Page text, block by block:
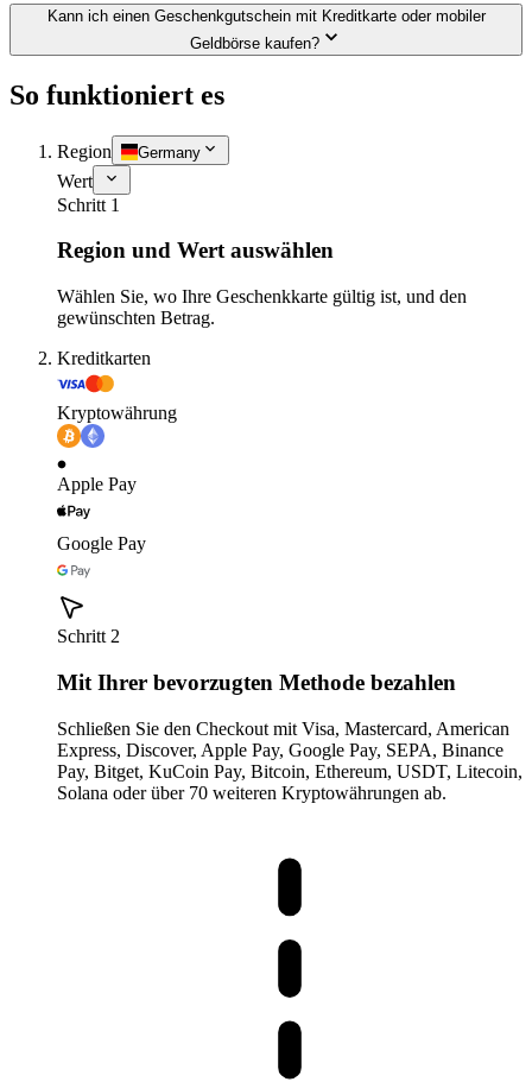
Kann ich einen Geschenkgutschein mit Kreditkarte oder mobiler
Geldbörse kaufen?
So funktioniert es
Region Germany
Wert
Schritt 1
Region und Wert auswählen
Wählen Sie, wo Ihre Geschenkkarte gültig ist, und den
gewünschten Betrag.
Kreditkarten
Kryptowährung
Apple Pay
Google Pay
Schritt 2
Mit Ihrer bevorzugten Methode bezahlen
Schließen Sie den Checkout mit Visa, Mastercard, American
Express, Discover, Apple Pay, Google Pay, SEPA, Binance
Pay, Bitget, KuCoin Pay, Bitcoin, Ethereum, USDT, Litecoin,
Solana oder über 70 weiteren Kryptowährungen ab.